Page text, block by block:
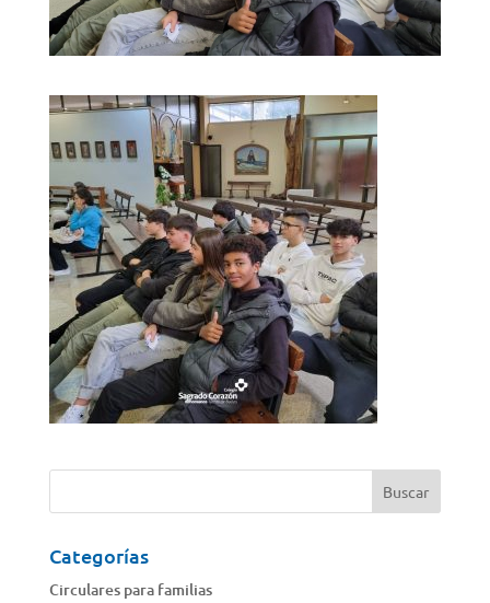
Categorías
Circulares para familias